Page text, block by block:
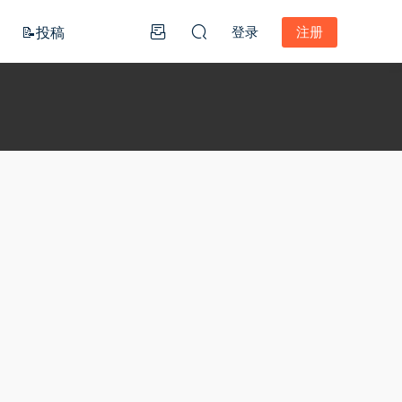
📝投稿 登录 注册